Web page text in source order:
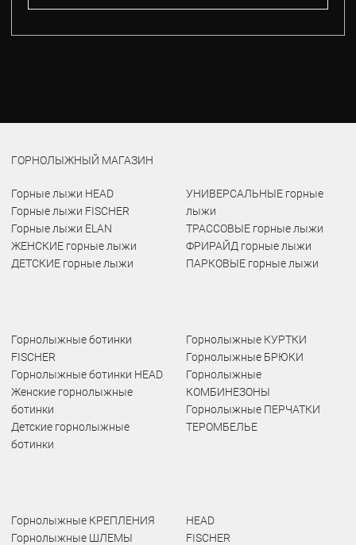
ГОРНОЛЫЖНЫЙ МАГАЗИН
Горные лыжи HEAD
Горные лыжи FISCHER
Горные лыжи ELAN
ЖЕНСКИЕ горные лыжи
ДЕТСКИЕ горные лыжи
УНИВЕРСАЛЬНЫЕ горные
лыжи
ТРАССОВЫЕ горные лыжи
ФРИРАЙД горные лыжи
ПАРКОВЫЕ горные лыжи
Горнолыжные ботинки
FISCHER
Горнолыжные ботинки HEAD
Женские горнолыжные
ботинки
Детские горнолыжные
ботинки
Горнолыжные КУРТКИ
Горнолыжные БРЮКИ
Горнолыжные
КОМБИНЕЗОНЫ
Горнолыжные ПЕРЧАТКИ
ТЕРОМБЕЛЬЕ
Горнолыжные КРЕПЛЕНИЯ
Горнолыжные ШЛЕМЫ
HEAD
FISCHER